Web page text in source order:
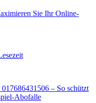
Sie Ihr Online-
– So schützt
Abofalle